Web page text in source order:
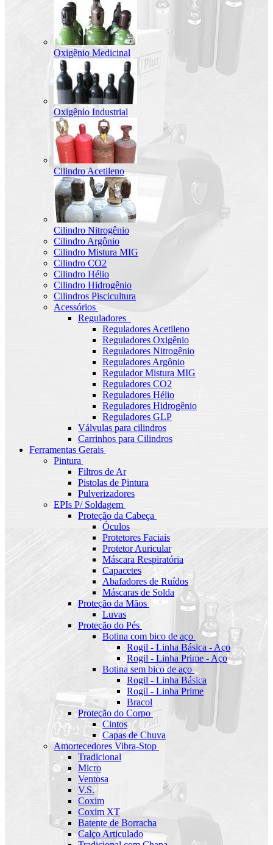
Oxigênio Medicinal
Oxigênio Industrial
Cilindro Acetileno
Cilindro Nitrogênio
Cilindro Argônio
Cilindro Mistura MIG
Cilindro CO2
Cilindro Hélio
Cilindro Hidrogênio
Cilindros Piscicultura
Acessórios
Reguladores
Reguladores Acetileno
Reguladores Oxigênio
Reguladores Nitrogênio
Reguladores Argônio
Regulador Mistura MIG
Reguladores CO2
Reguladores Hélio
Reguladores Hidrogênio
Reguladores GLP
Válvulas para cilindros
Carrinhos para Cilindros
Ferramentas Gerais
Pintura
Filtros de Ar
Pistolas de Pintura
Pulverizadores
EPIs P/ Soldagem
Proteção da Cabeça
Óculos
Protetores Faciais
Protetor Auricular
Máscara Respiratória
Capacetes
Abafadores de Ruídos
Máscaras de Solda
Proteção da Mãos
Luvas
Proteção do Pés
Botina com bico de aço
Rogil - Linha Básica - Aço
Rogil - Linha Prime - Aço
Botina sem bico de aço
Rogil - Linha Básica
Rogil - Linha Prime
Bracol
Proteção do Corpo
Cintos
Capas de Chuva
Amortecedores Vibra-Stop
Tradicional
Micro
Ventosa
V.S.
Coxim
Coxim XT
Batente de Borracha
Calço Articulado